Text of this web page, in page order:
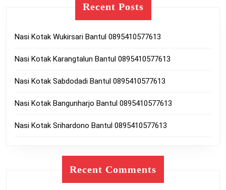
Recent Posts
Nasi Kotak Wukirsari Bantul 0895410577613
Nasi Kotak Karangtalun Bantul 0895410577613
Nasi Kotak Sabdodadi Bantul 0895410577613
Nasi Kotak Bangunharjo Bantul 0895410577613
Nasi Kotak Srihardono Bantul 0895410577613
Recent Comments